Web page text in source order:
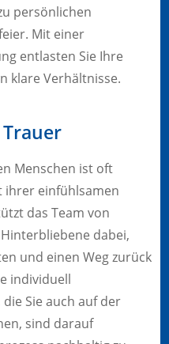
persönlichen
Mit einer
entlasten Sie Ihre
klare Verhältnisse.
Menschen ist oft
ihrer einfühlsamen
das Team von
dabei,
und einen Weg zurück
individuell
Sie auch auf der
sind darauf